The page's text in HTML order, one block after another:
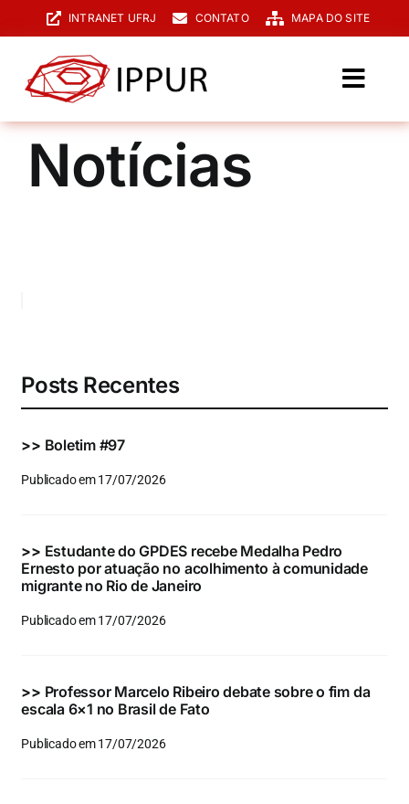
para
conteúdo
INTRANET UFRJ CONTATO MAPA DO SITE
O IPPUR
Graduação
Eventos e Certificados
para:
Notícias
Posts Recentes
>> Boletim #97
Publicado em 17/07/2026
>> Estudante do GPDES recebe Medalha Pedro
Ernesto por atuação no acolhimento à comunidade
migrante no Rio de Janeiro
Publicado em 17/07/2026
>> Professor Marcelo Ribeiro debate sobre o fim da
escala 6×1 no Brasil de Fato
Publicado em 17/07/2026